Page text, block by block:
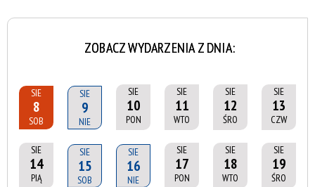
ZOBACZ WYDARZENIA Z DNIA:
SIE
8
SOB
SIE
9
NIE
SIE
10
PON
SIE
11
WTO
SIE
12
ŚRO
SIE
13
CZW
SIE
14
PIĄ
SIE
15
SOB
SIE
16
NIE
SIE
17
PON
SIE
18
WTO
SIE
19
ŚRO